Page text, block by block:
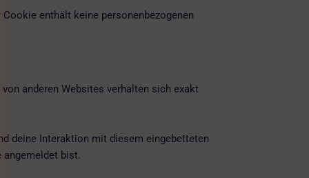
enthält keine personenbezogenen
anderen Websites verhalten sich exakt
deine Interaktion mit diesem eingebetteten
bist.